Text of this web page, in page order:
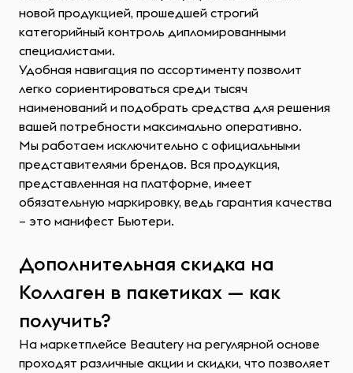
новой продукцией, прошедшей строгий
категорийный контроль дипломированными
специалистами.
Удобная навигация по ассортименту позволит
легко сориентироваться среди тысяч
наименований и подобрать средства для решения
вашей потребности максимально оперативно.
Мы работаем исключительно с официальными
представителями брендов. Вся продукция,
представленная на платформе, имеет
обязательную маркировку, ведь гарантия качества
– это манифест Бьютери.
Дополнительная скидка на
Коллаген в пакетиках — как
получить?
На маркетплейсе Beautery на регулярной основе
проходят различные акции и скидки, что позволяет